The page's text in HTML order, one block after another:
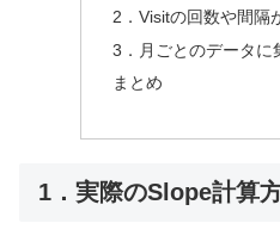
2．Visitの回数や間隔
3．月ごとのデータに
まとめ
1．実際のSlope計算